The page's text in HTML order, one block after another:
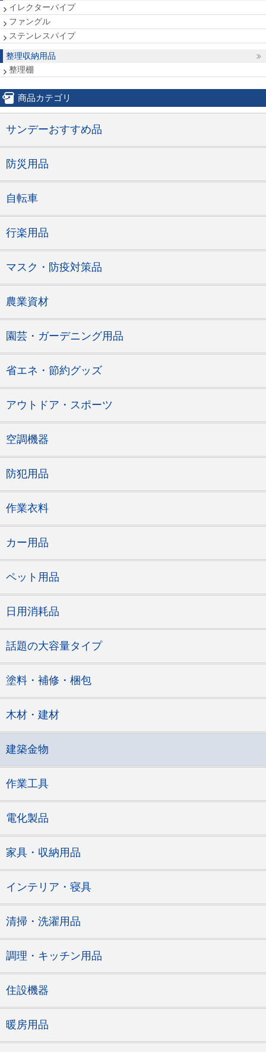
イレクターパイプ
ファングル
ステンレスパイプ
整理収納用品
整理棚
商品カテゴリ
サンデーおすすめ品
防災用品
自転車
行楽用品
マスク・防疫対策品
農業資材
園芸・ガーデニング用品
省エネ・節約グッズ
アウトドア・スポーツ
空調機器
防犯用品
作業衣料
カー用品
ペット用品
日用消耗品
話題の大容量タイプ
塗料・補修・梱包
木材・建材
建築金物
作業工具
電化製品
家具・収納用品
インテリア・寝具
清掃・洗濯用品
調理・キッチン用品
住設機器
暖房用品